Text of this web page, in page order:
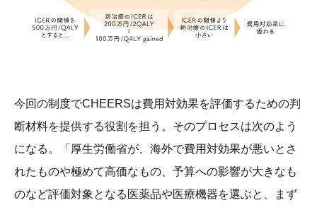
今回の制度でCHEERSは費用対効果を評価するための判
断材料を提供する役割を担う。そのプロセスは次のよう
になる。「厚生労働省が、海外で費用対効果が悪いとさ
れたものや極めて高価なもの、予算への影響が大きなも
のなど評価対象となる医薬品や医療機器を選ぶと、まず